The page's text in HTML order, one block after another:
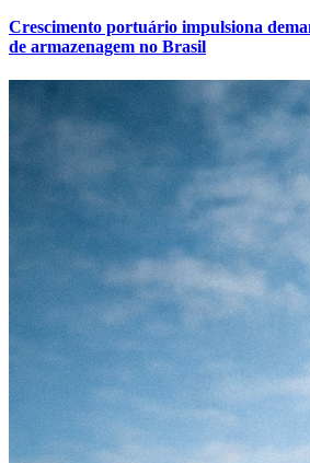
Crescimento portuário impulsiona
de armazenagem no Brasil